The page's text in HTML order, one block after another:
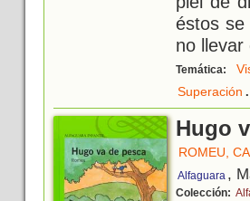
éstos
no llevar
Temática:
Superación .
Hugo
ROMEU,
Alfaguara ,
Colección: